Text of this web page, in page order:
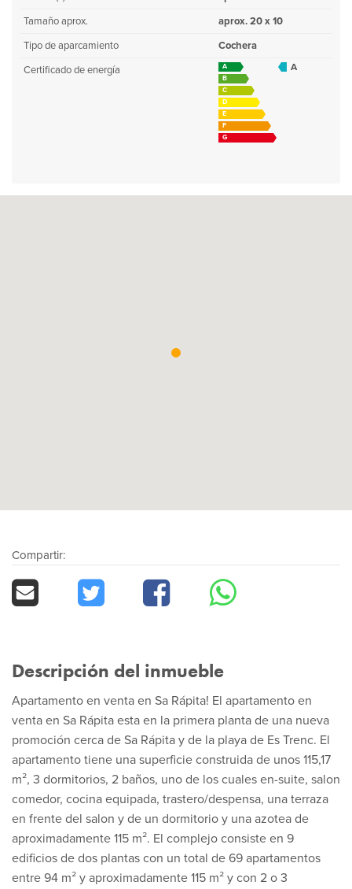
Tamaño aprox.
aprox. 20 x 10
Tipo de aparcamiento
Cochera
Certificado de energía
A
B
C
D
E
F
G
A
Compartir:
Descripción del inmueble
Apartamento en venta en Sa Rápita! El apartamento en
venta en Sa Rápita esta en la primera planta de una nueva
promoción cerca de Sa Rápita y de la playa de Es Trenc. El
apartamento tiene una superficie construida de unos 115,17
m², 3 dormitorios, 2 baños, uno de los cuales en-suite, salon
comedor, cocina equipada, trastero/despensa, una terraza
en frente del salon y de un dormitorio y una azotea de
aproximadamente 115 m². El complejo consiste en 9
edificios de dos plantas con un total de 69 apartamentos
entre 94 m² y aproximadamente 115 m² y con 2 o 3